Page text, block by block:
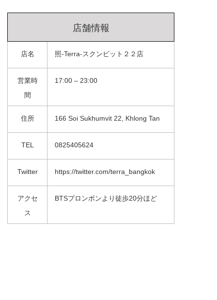
店舗情報
店名 照-Terra-スクンビット２２店
営業時
間
17:00 – 23:00
住所 166 Soi Sukhumvit 22, Khlong Tan
TEL 0825405624
Twitter https://twitter.com/terra_bangkok
アクセ
ス
BTSプロンポンより徒歩20分ほど